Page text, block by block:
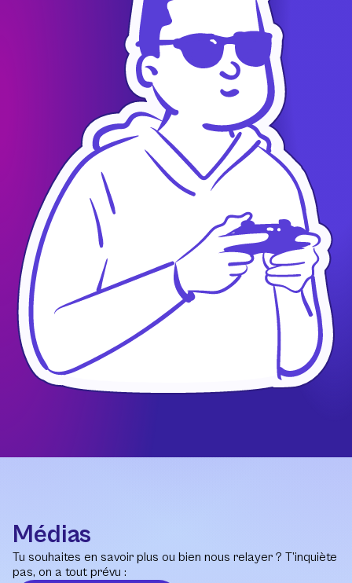
Médias
Tu souhaites en savoir plus ou bien nous relayer ? T’inquiète
pas, on a tout prévu :